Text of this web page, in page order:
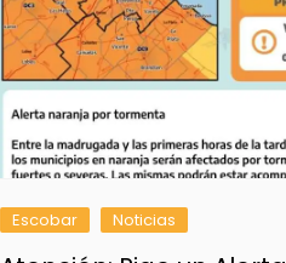
Escobar Noticias